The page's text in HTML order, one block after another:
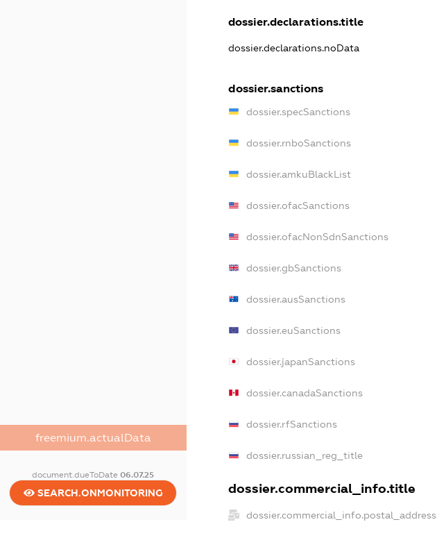
freemium.actualData
document.dueToDate06.07.25
SEARCH.ONMONITORING
dossier.declarations.title
dossier.declarations.noData
dossier.sanctions
dossier.specSanctions
dossier.rnboSanctions
dossier.amkuBlackList
dossier.ofacSanctions
dossier.ofacNonSdnSanctions
dossier.gbSanctions
dossier.ausSanctions
dossier.euSanctions
dossier.japanSanctions
dossier.canadaSanctions
dossier.rfSanctions
dossier.russian_reg_title
dossier.commercial_info.title
dossier.commercial_info.postal_address